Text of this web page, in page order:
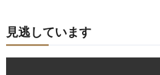
見逃しています